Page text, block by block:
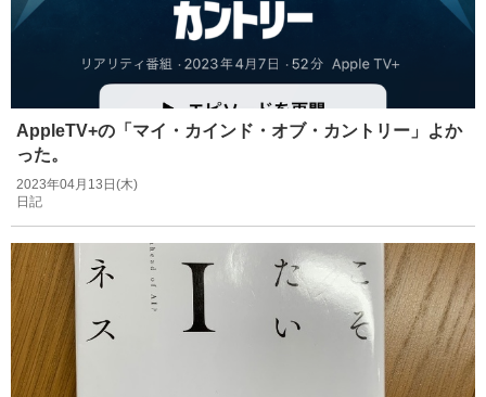
AppleTV+の「マイ・カインド・オブ・カントリー」よか
った。
2023年04月13日(木)
日記